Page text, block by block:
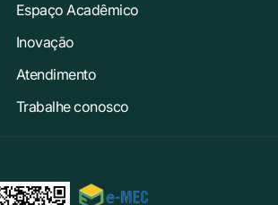
Espaço Acadêmico
Inovação
Atendimento
Trabalhe conosco